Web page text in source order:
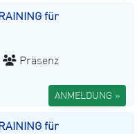
für
Präsenz
ANMELDUNG »
für